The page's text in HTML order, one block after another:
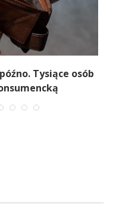
Tysiące osób